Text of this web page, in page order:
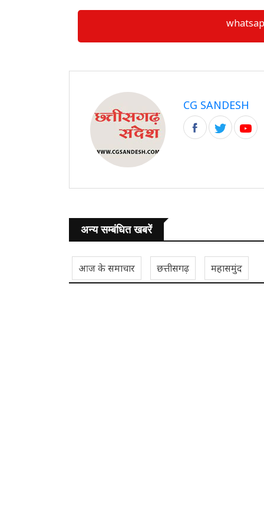
CG SANDESH
अन्य सम्बंधित खबरें
आज के समाचार छत्तीसगढ़ महासमुंद